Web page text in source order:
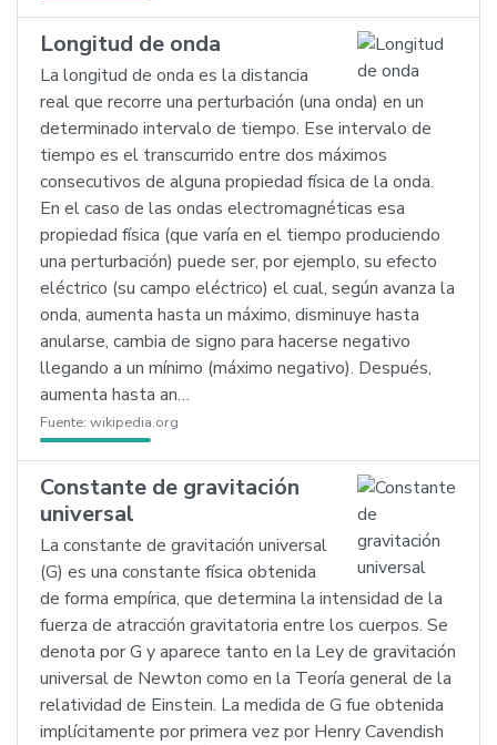
Longitud de onda
La longitud de onda es la distancia
real que recorre una perturbación (una onda) en un
determinado intervalo de tiempo. Ese intervalo de
tiempo es el transcurrido entre dos máximos
consecutivos de alguna propiedad física de la onda.
En el caso de las ondas electromagnéticas esa
propiedad física (que varía en el tiempo produciendo
una perturbación) puede ser, por ejemplo, su efecto
eléctrico (su campo eléctrico) el cual, según avanza la
onda, aumenta hasta un máximo, disminuye hasta
anularse, cambia de signo para hacerse negativo
llegando a un mínimo (máximo negativo). Después,
aumenta hasta an…
Fuente: wikipedia.org
Constante de gravitación
universal
La constante de gravitación universal
(G) es una constante física obtenida
de forma empírica, que determina la intensidad de la
fuerza de atracción gravitatoria entre los cuerpos. Se
denota por G y aparece tanto en la Ley de gravitación
universal de Newton como en la Teoría general de la
relatividad de Einstein. La medida de G fue obtenida
implícitamente por primera vez por Henry Cavendish